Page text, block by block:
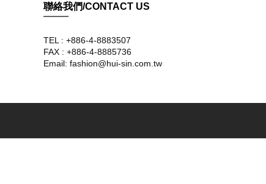
聯絡我們/CONTACT US
TEL : +886-4-8883507
FAX : +886-4-8885736
Email: fashion@hui-sin.com.tw